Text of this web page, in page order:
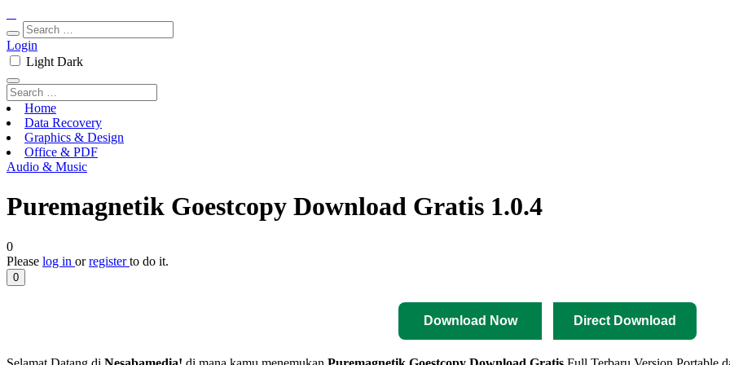
Login
Light Dark
Home
Data Recovery
Graphics & Design
Office & PDF
Audio & Music
Puremagnetik Goestcopy Download Gratis 1.0.4
0
Please log in orregisterto do it.
0
Download Now Direct Download